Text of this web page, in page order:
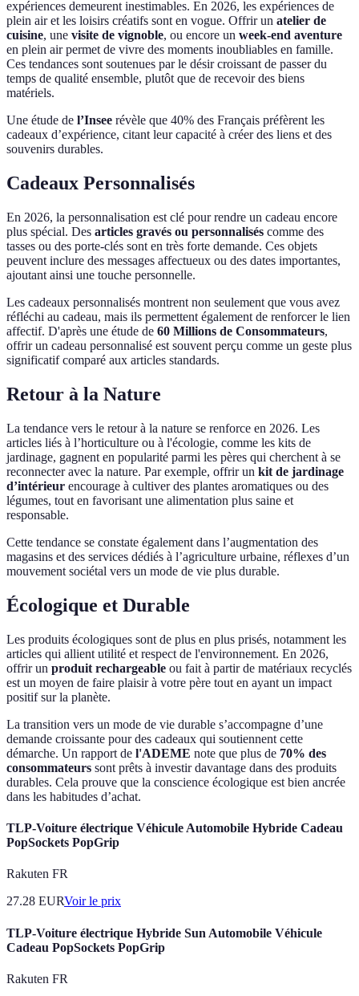
expériences demeurent inestimables. En 2026, les expériences de
plein air et les loisirs créatifs sont en vogue. Offrir un atelier de
cuisine, une visite de vignoble, ou encore un week-end aventure
en plein air permet de vivre des moments inoubliables en famille.
Ces tendances sont soutenues par le désir croissant de passer du
temps de qualité ensemble, plutôt que de recevoir des biens
matériels.
Une étude de l’Insee révèle que 40% des Français préfèrent les
cadeaux d’expérience, citant leur capacité à créer des liens et des
souvenirs durables.
Cadeaux Personnalisés
En 2026, la personnalisation est clé pour rendre un cadeau encore
plus spécial. Des articles gravés ou personnalisés comme des
tasses ou des porte-clés sont en très forte demande. Ces objets
peuvent inclure des messages affectueux ou des dates importantes,
ajoutant ainsi une touche personnelle.
Les cadeaux personnalisés montrent non seulement que vous avez
réfléchi au cadeau, mais ils permettent également de renforcer le lien
affectif. D'après une étude de 60 Millions de Consommateurs,
offrir un cadeau personnalisé est souvent perçu comme un geste plus
significatif comparé aux articles standards.
Retour à la Nature
La tendance vers le retour à la nature se renforce en 2026. Les
articles liés à l’horticulture ou à l'écologie, comme les kits de
jardinage, gagnent en popularité parmi les pères qui cherchent à se
reconnecter avec la nature. Par exemple, offrir un kit de jardinage
d’intérieur encourage à cultiver des plantes aromatiques ou des
légumes, tout en favorisant une alimentation plus saine et
responsable.
Cette tendance se constate également dans l’augmentation des
magasins et des services dédiés à l’agriculture urbaine, réflexes d’un
mouvement sociétal vers un mode de vie plus durable.
Écologique et Durable
Les produits écologiques sont de plus en plus prisés, notamment les
articles qui allient utilité et respect de l'environnement. En 2026,
offrir un produit rechargeable ou fait à partir de matériaux recyclés
est un moyen de faire plaisir à votre père tout en ayant un impact
positif sur la planète.
La transition vers un mode de vie durable s’accompagne d’une
demande croissante pour des cadeaux qui soutiennent cette
démarche. Un rapport de l'ADEME note que plus de 70% des
consommateurs sont prêts à investir davantage dans des produits
durables. Cela prouve que la conscience écologique est bien ancrée
dans les habitudes d’achat.
TLP-Voiture électrique Véhicule Automobile Hybride Cadeau
PopSockets PopGrip
Rakuten FR
27.28 EURVoir le prix
TLP-Voiture électrique Hybride Sun Automobile Véhicule
Cadeau PopSockets PopGrip
Rakuten FR